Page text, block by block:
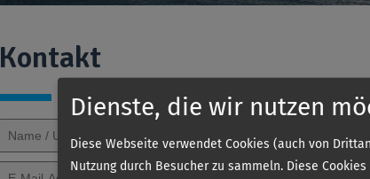
Kontakt
Dienste, die wir nutzen
Diese Webseite verwendet Cookies (auch von
Nutzung durch Besucher zu sammeln. Diese